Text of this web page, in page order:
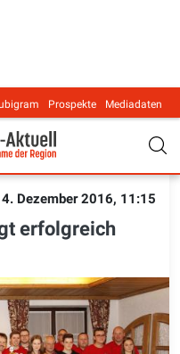
Prospekte Mediadaten
Dezember 2016, 11:15
erfolgreich